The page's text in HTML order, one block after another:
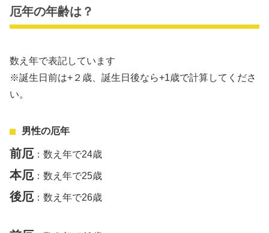
厄年の年齢は？
数え年で表記しています
※誕生日前は+２歳、誕生日後なら+1歳で計算してくださ
い。
男性の厄年
前厄 ：数え年で24歳
本厄 ：数え年で25歳
後厄 ：数え年で26歳